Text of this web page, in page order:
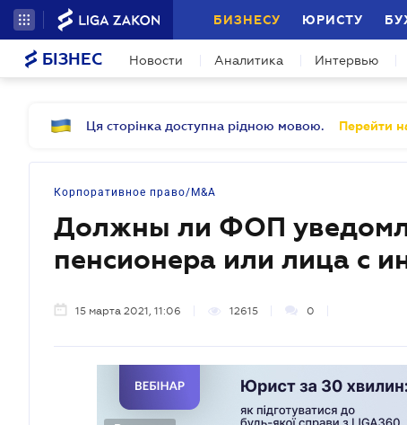
БИЗНЕСУ ЮРИСТУ
БІЗНЕС Новости Аналитика Интервью
Ця сторінка доступна рідною мовою. Перейти
Корпоративное право/M&A
Должны ли ФОП
пенсионера или лица с
15 марта 2021, 11:06 12615 0